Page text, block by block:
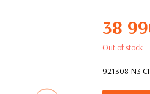
38
Out of stock
921308-N3